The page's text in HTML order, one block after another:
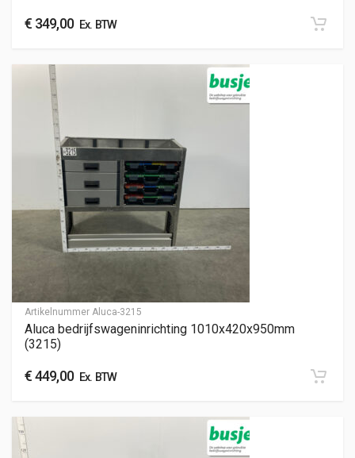
€ 349,00Ex. BTW
Artikelnummer Aluca-3215
Aluca bedrijfswageninrichting 1010x420x950mm
(3215)
€449,00Ex. BTW